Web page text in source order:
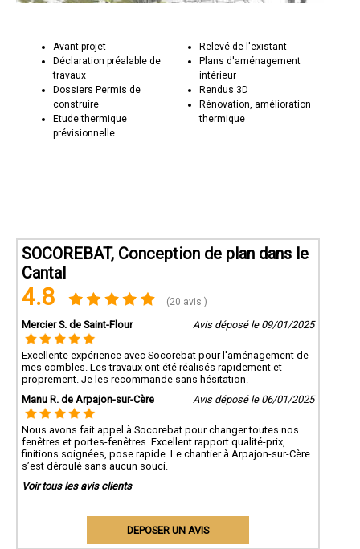
Avant projet
Déclaration préalable de
travaux
Dossiers Permis de
construire
Etude thermique
prévisionnelle
Relevé de l'existant
Plans d'aménagement
intérieur
Rendus 3D
Rénovation, amélioration
thermique
SOCOREBAT, Conception de plan dans le
Cantal
4.8 (20 avis )
Mercier S. de Saint-Flour Avis déposé le 09/01/2025
Excellente expérience avec Socorebat pour l'aménagement de
mes combles. Les travaux ont été réalisés rapidement et
proprement. Je les recommande sans hésitation.
Manu R. de Arpajon-sur-Cère
Avis déposé le 06/01/2025
Nous avons fait appel à Socorebat pour changer toutes nos
fenêtres et portes-fenêtres. Excellent rapport qualité-prix,
finitions soignées, pose rapide. Le chantier à Arpajon-sur-Cère
s’est déroulé sans aucun souci.
Voir tous les avis clients
DEPOSER UN AVIS